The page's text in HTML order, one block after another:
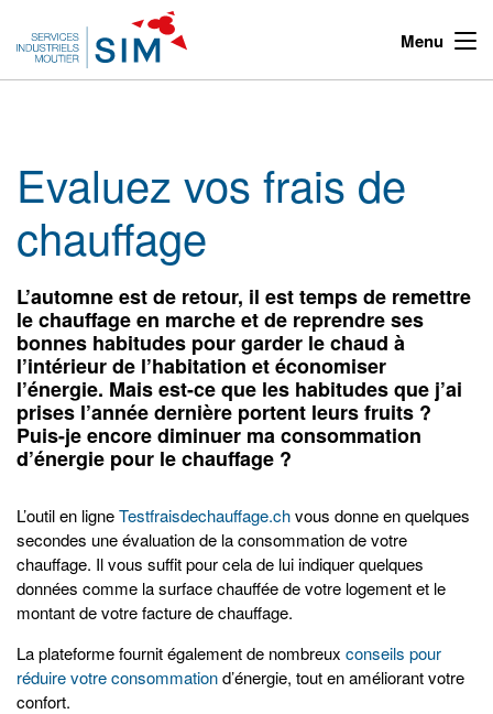
Menu
Evaluez vos frais de
chauffage
L’automne est de retour, il est temps de remettre
le chauffage en marche et de reprendre ses
bonnes habitudes pour garder le chaud à
l’intérieur de l’habitation et économiser
l’énergie. Mais est-ce que les habitudes que j’ai
prises l’année dernière portent leurs fruits ?
Puis-je encore diminuer ma consommation
d’énergie pour le chauffage ?
L’outil en ligneTestfraisdechauffage.chvous donne en quelques
secondes une évaluation de la consommation de votre
chauffage. Il vous suffit pour cela de lui indiquer quelques
données comme la surface chauffée de votre logement et le
montant de votre facture de chauffage.
La plateforme fournit également de nombreux conseils pour
réduire votre consommationd’énergie, tout en améliorant votre
confort.